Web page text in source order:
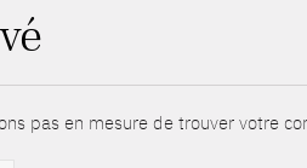
pas en mesure de trouver votre